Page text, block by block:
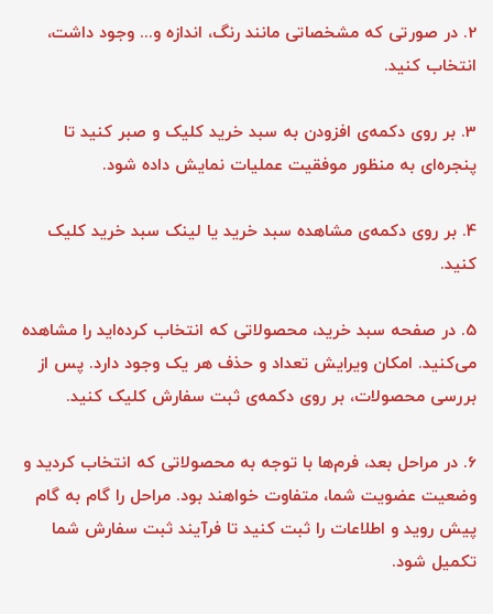
2. در صورتی که مشخصاتی مانند رنگ، اندازه و... وجود داشت،
انتخاب کنید.
3. بر روی دکمه‌ی افزودن به سبد خرید کلیک و صبر کنید تا
پنجره‌ای به منظور موفقیت عملیات نمایش داده شود.
4. بر روی دکمه‌ی مشاهده سبد خرید یا لینک سبد خرید کلیک
کنید.
5. در صفحه سبد خرید، محصولاتی که انتخاب کرده‌اید را مشاهده
می‌کنید. امکان ویرایش تعداد و حذف هر یک وجود دارد. پس از
بررسی محصولات، بر روی دکمه‌ی ثبت سفارش کلیک کنید.
6. در مراحل بعد، فرم‌ها با توجه به محصولاتی که انتخاب کردید و
وضعیت عضویت شما، متفاوت خواهند بود. مراحل را گام به گام
پیش روید و اطلاعات را ثبت کنید تا فرآیند ثبت سفارش شما
تکمیل شود.